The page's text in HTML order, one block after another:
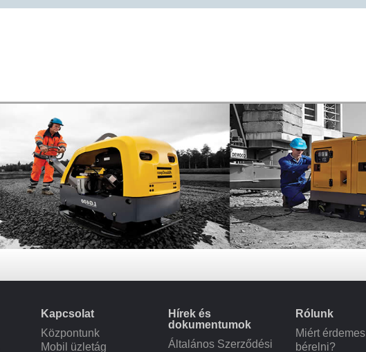
Kapcsolat
Központunk
Mobil üzletág
Hírek és
dokumentumok
Általános Szerződési
Rólunk
Miért érdemes
bérelni?